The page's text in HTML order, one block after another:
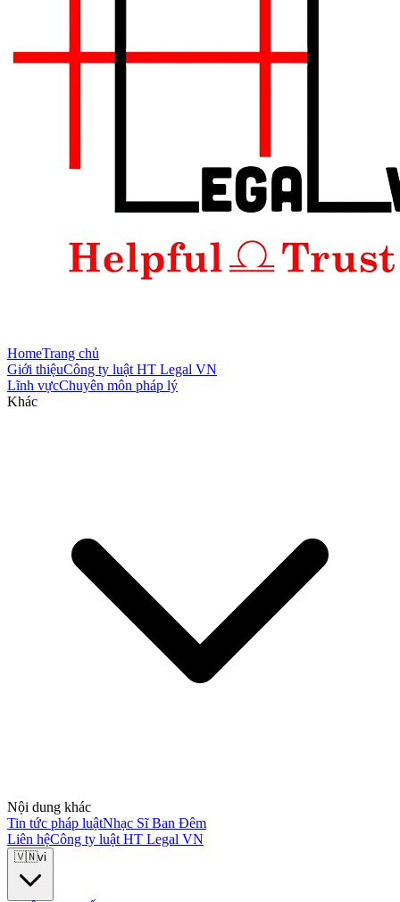
HomeTrang chủ
Giới thiệuCông ty luật HT Legal VN
Lĩnh vựcChuyên môn pháp lý
Khác
Nội dung khác
Tin tức pháp luậtNhạc Sĩ Ban Đêm
Liên hệCông ty luật HT Legal VN
🇻🇳vi